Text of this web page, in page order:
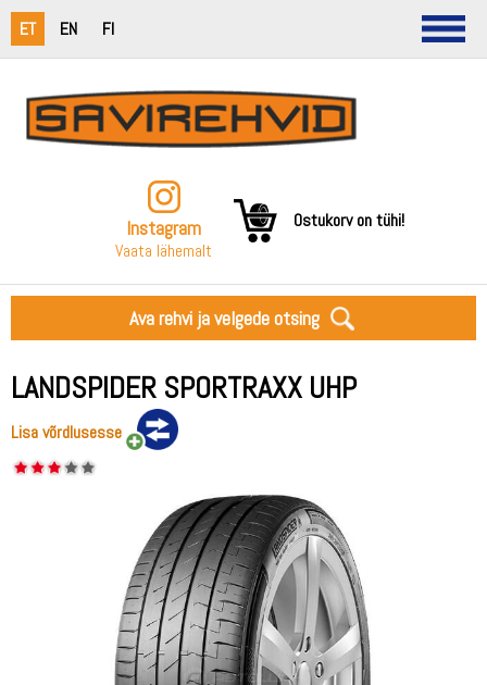
ET EN FI
Instagram
Vaata lähemalt
Ostukorv on tühi!
Ava rehvi ja velgede otsing
LANDSPIDER SPORTRAXX UHP
Lisa võrdlusesse